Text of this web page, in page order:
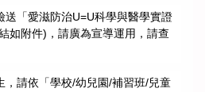
送「愛滋防治U=U科學與醫學實證
如附件)，請廣為宣導運用，請查
，請依「學校/幼兒園/補習班/兒童